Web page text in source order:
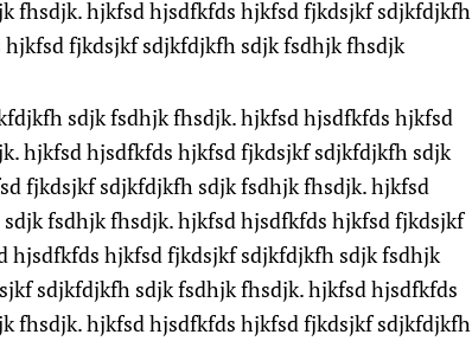
fhsdjk. hjkfsd hjsdfkfds hjkfsd fjkdsjkf sdjkfdjkfh
fjkdsjkf sdjkfdjkfh sdjk fsdhjk fhsdjk
sdjk fsdhjk fhsdjk. hjkfsd hjsdfkfds hjkfsd
hjkfsd hjsdfkfds hjkfsd fjkdsjkf sdjkfdjkfh sdjk
fjkdsjkf sdjkfdjkfh sdjk fsdhjk fhsdjk. hjkfsd
fsdhjk fhsdjk. hjkfsd hjsdfkfds hjkfsd fjkdsjkf
hjsdfkfds hjkfsd fjkdsjkf sdjkfdjkfh sdjk fsdhjk
sdjkfdjkfh sdjk fsdhjk fhsdjk. hjkfsd hjsdfkfds
fhsdjk. hjkfsd hjsdfkfds hjkfsd fjkdsjkf sdjkfdjkfh